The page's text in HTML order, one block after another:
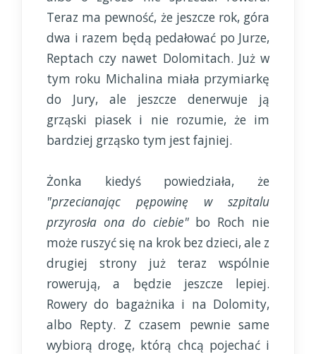
Teraz ma pewność, że jeszcze rok, góra
dwa i razem będą pedałować po Jurze,
Reptach czy nawet Dolomitach. Już w
tym roku Michalina miała przymiarkę
do Jury, ale jeszcze denerwuje ją
grząski piasek i nie rozumie, że im
bardziej grząsko tym jest fajniej.
Żonka kiedyś powiedziała, że
"przecianając pępowinę w szpitalu
przyrosła ona do ciebie"bo Roch nie
może ruszyć się na krok bez dzieci, ale z
drugiej strony już teraz wspólnie
rowerują, a będzie jeszcze lepiej.
Rowery do bagażnika i na Dolomity,
albo Repty. Z czasem pewnie same
wybiorą drogę, którą chcą pojechać i